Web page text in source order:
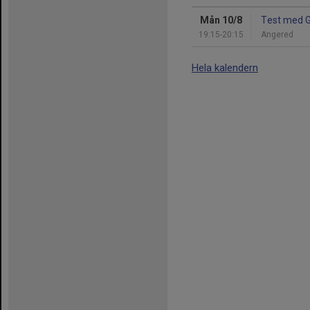
Mån 10/8
19:15-20:15
Test med
Angered
Hela kalendern